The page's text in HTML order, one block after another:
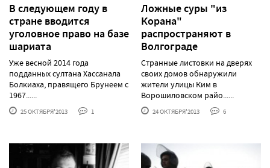
В следующем году в
стране вводится
уголовное право на базе
шариата
Уже весной 2014 года
подданных султана Хассанала
Болкиаха, правящего Брунеем с
1967......
25 ОКТЯБРЯ'2013 1
Ложные суры "из
Корана"
распространяют в
Волгограде
Странные листовки на дверях
своих домов обнаружили
жители улицы Ким в
Ворошиловском райо......
24 ОКТЯБРЯ'2013 6